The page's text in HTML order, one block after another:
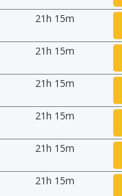
21h 15m
21h 15m
21h 15m
21h 15m
21h 15m
21h 15m